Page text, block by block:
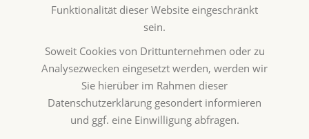
Funktionalität dieser Website eingeschränkt
sein.
Soweit Cookies von Drittunternehmen oder zu
Analysezwecken eingesetzt werden, werden wir
Sie hierüber im Rahmen dieser
Datenschutzerklärung gesondert informieren
und ggf. eine Einwilligung abfragen.